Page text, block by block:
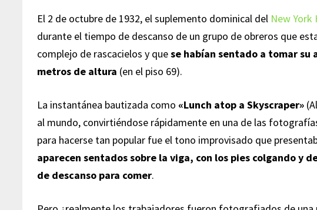
El 2 de octubre de 1932, el suplemento dominical del New York
durante el tiempo de descanso de un grupo de obreros que
complejo de rascacielos y quese habían sentado a tomar su
metros de altura (en el piso 69).
La instantánea bautizada como «Lunch atop a Skyscraper»
al mundo, convirtiéndose rápidamente en una de las
para hacerse tan popular fue el tono improvisado que
aparecen sentados sobre la viga, con los pies colgando
de descanso para comer.